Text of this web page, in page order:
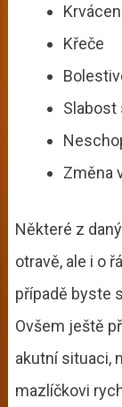
Křeče
Slabost
Změna
Některé z
otravě, ale i o
případě byste
Ovšem ještě
akutní situaci,
mazlíčkovi